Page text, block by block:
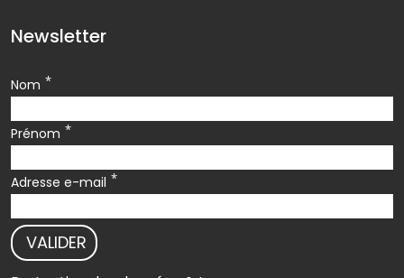
Newsletter
Nom *
Prénom *
Adresse e-mail *
VALIDER